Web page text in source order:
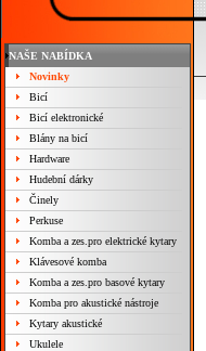
NAŠE NABÍDKA
Novinky
Bicí
Bicí elektronické
Blány na bicí
Hardware
Hudební dárky
Činely
Perkuse
Komba a zes.pro elektrické kytary
Klávesové komba
Komba a zes.pro basové kytary
Komba pro akustické nástroje
Kytary akustické
Ukulele